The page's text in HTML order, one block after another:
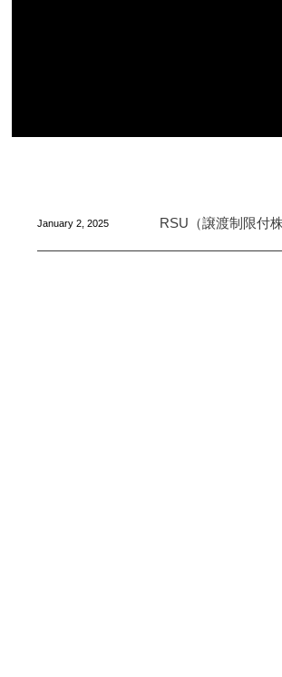
January 2, 2025 RSU（譲渡制限付